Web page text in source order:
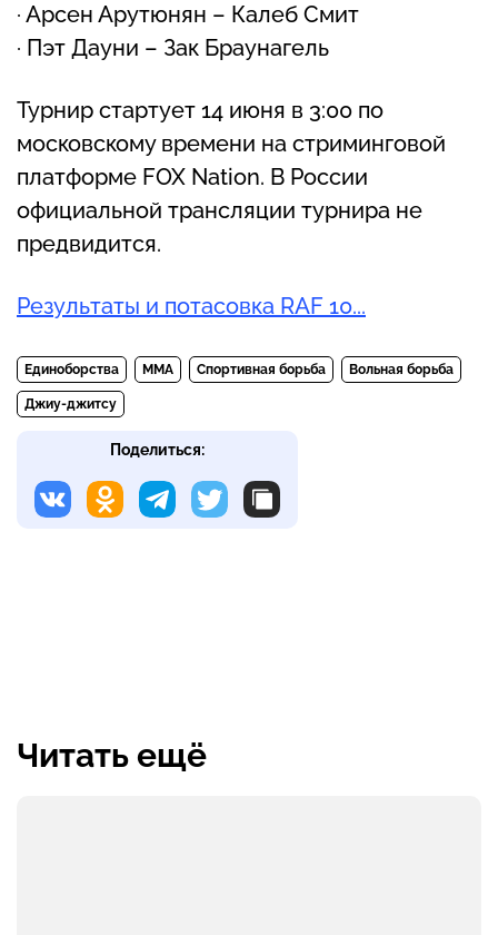
· Арсен Арутюнян – Калеб Смит
· Пэт Дауни – Зак Браунагель
Турнир стартует 14 июня в 3:00 по
московскому времени на стриминговой
платформе FOX Nation. В России
официальной трансляции турнира не
предвидится.
Результаты и потасовка RAF 10...
Единоборства MMA Спортивная борьба Вольная борьба
Джиу-джитсу
Поделиться:
Читать ещё